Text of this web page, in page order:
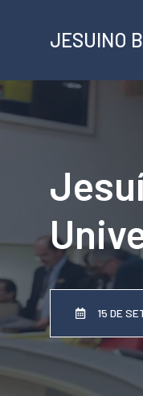
o
conteúdo
JESUINO
15 DE